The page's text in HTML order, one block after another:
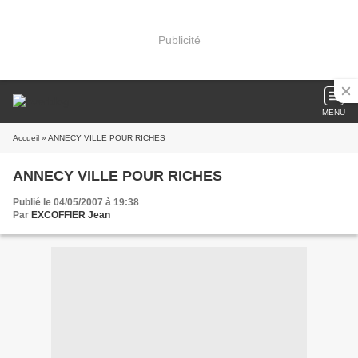
Publicité
MENU
Accueil » ANNECY VILLE POUR RICHES
ANNECY VILLE POUR RICHES
Publié le 04/05/2007 à 19:38
Par EXCOFFIER Jean